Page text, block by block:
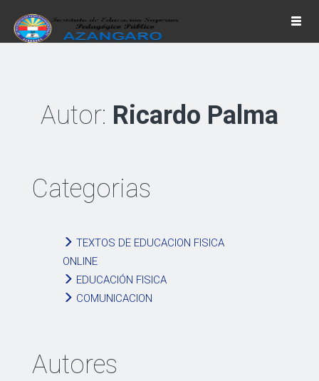
Autor: Ricardo Palma
Categorias
TEXTOS DE EDUCACION FISICA
ONLINE
EDUCACIÓN FISICA
COMUNICACION
Autores